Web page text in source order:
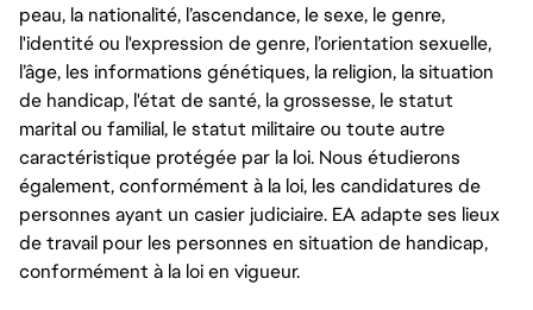
peau, la nationalité, l’ascendance, le sexe, le genre,
l'identité ou l'expression de genre, l’orientation sexuelle,
l’âge, les informations génétiques, la religion, la situation
de handicap, l'état de santé, la grossesse, le statut
marital ou familial, le statut militaire ou toute autre
caractéristique protégée par la loi. Nous étudierons
également, conformément à la loi, les candidatures de
personnes ayant un casier judiciaire. EA adapte ses lieux
de travail pour les personnes en situation de handicap,
conformément à la loi en vigueur.